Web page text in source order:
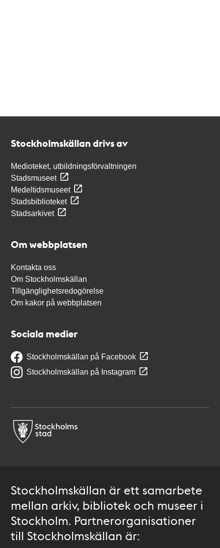
Stockholmskällan drivs av
Medioteket, utbildningsförvaltningen
Stadsmuseet
Medeltidsmuseet
Stadsbiblioteket
Stadsarkivet
Om webbplatsen
Kontakta oss
Om Stockholmskällan
Tillgänglighetsredogörelse
Om kakor på webbplatsen
Sociala medier
Stockholmskällan på Facebook
Stockholmskällan på Instagram
Stockholmskällan är ett samarbete
mellan arkiv, bibliotek och museer i
Stockholm. Partnerorganisationer
till Stockholmskällan är: